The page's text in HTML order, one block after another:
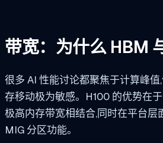
带宽：为什么 HBM
很多 AI 性能讨论都聚焦于计算峰
存移动极为敏感。H100 的优势在
极高内存带宽相结合,同时在平台层
MIG 分区功能。